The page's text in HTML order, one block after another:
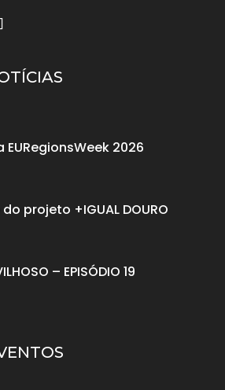
EURegionsWeek 2026
projeto +IGUAL DOURO
– EPISÓDIO 19